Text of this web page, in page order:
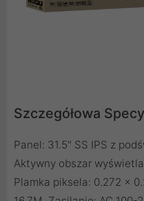
Szczegółowa
Panel: 31.5" SS IPS z
Aktywny obszar
Plamka piksela: 0.272 x